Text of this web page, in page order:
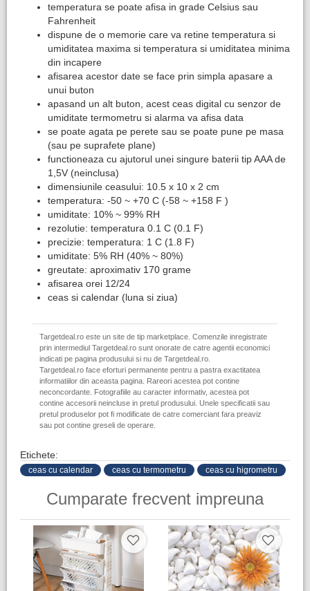
temperatura se poate afisa in grade Celsius sau
Fahrenheit
dispune de o memorie care va retine temperatura si
umiditatea maxima si temperatura si umiditatea minima
din incapere
afisarea acestor date se face prin simpla apasare a
unui buton
apasand un alt buton, acest ceas digital cu senzor de
umiditate termometru si alarma va afisa data
se poate agata pe perete sau se poate pune pe masa
(sau pe suprafete plane)
functioneaza cu ajutorul unei singure baterii tip AAA de
1,5V (neinclusa)
dimensiunile ceasului: 10.5 x 10 x 2 cm
temperatura: -50 ~ +70 C (-58 ~ +158 F )
umiditate: 10% ~ 99% RH
rezolutie: temperatura 0.1 C (0.1 F)
precizie: temperatura: 1 C (1.8 F)
umiditate: 5% RH (40% ~ 80%)
greutate: aproximativ 170 grame
afisarea orei 12/24
ceas si calendar (luna si ziua)
Targetdeal.ro este un site de tip marketplace. Comenzile inregistrate
prin intermediul Targetdeal.ro sunt onorate de catre agentii economici
indicati pe pagina produsului si nu de Targetdeal.ro.
Targetdeal.ro face eforturi permanente pentru a pastra exactitatea
informatiilor din aceasta pagina. Rareori acestea pot contine
neconcordante. Fotografiile au caracter informativ, acestea pot
contine accesorii neincluse in pretul produsului. Unele specificatii sau
pretul produselor pot fi modificate de catre comerciant fara preaviz
sau pot contine greseli de operare.
Etichete:
ceas cu calendar ceas cu termometru ceas cu higrometru
Cumparate frecvent impreuna